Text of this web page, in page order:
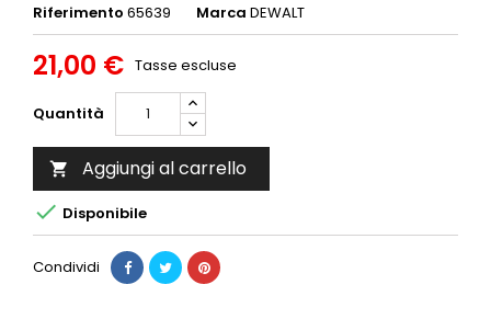
Riferimento 65639 Marca DEWALT
21,00 € Tasse escluse
Quantità
 Aggiungi al carrello
 Disponibile
Condividi